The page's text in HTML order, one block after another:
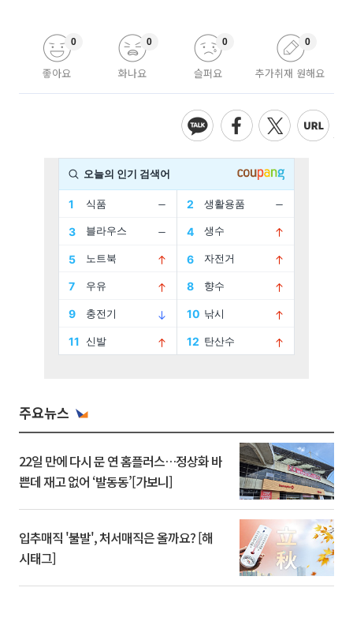
좋아요
0
화나요
0
슬퍼요
0
추가취재 원해요
0
주요뉴스
22일 만에 다시 문 연 홈플러스…정상화 바
쁜데 재고 없어 ‘발동동’[가보니]
입추매직 '불발', 처서매직은 올까요? [해
시태그]